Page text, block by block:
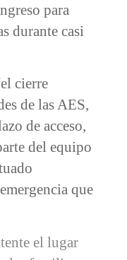
para
durante casi
cierre
de las AES,
de acceso,
del equipo
que
el lugar